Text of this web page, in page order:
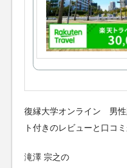
復縁大学オンライン 男
ト付きのレビューと口コ
滝澤 宗之の